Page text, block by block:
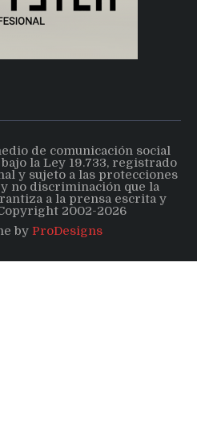
de comunicación social
la Ley 19.733, registrado
y sujeto a las protecciones
no discriminación que la
a la prensa escrita y
2002-2026
by ProDesigns